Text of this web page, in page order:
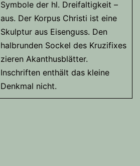
Symbole der hl. Dreifaltigkeit –
aus. Der Korpus Christi ist eine
Skulptur aus Eisenguss. Den
halbrunden Sockel des Kruzifixes
zieren Akanthusblätter.
Inschriften enthält das kleine
Denkmal nicht.